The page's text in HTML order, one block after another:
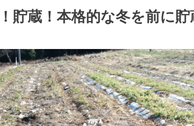
貯蔵！本格的な冬を前に